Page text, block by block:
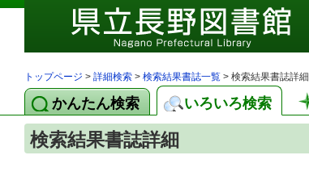
トップページ > 詳細検索 > 検索結果書誌一覧 > 検索結果書誌詳細
かんたん検索 いろいろ検索
検索結果書誌詳細